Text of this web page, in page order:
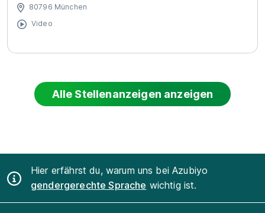
80796 München
Video
Alle Stellenanzeigen anzeigen
Hier erfährst du, warum uns bei Azubiyo
gendergerechte Sprache wichtig ist.